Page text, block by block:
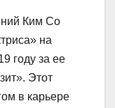
Ким Со
на
году за ее
Этот
в карьере